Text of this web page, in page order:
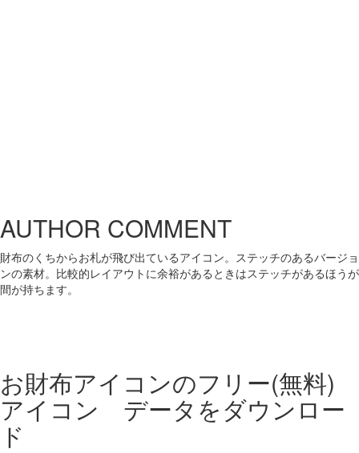
AUTHOR COMMENT
財布のくちからお札が飛び出ているアイコン。ステッチのあるバージョ
ンの素材。比較的レイアウトに余裕があるときはステッチがあるほうが
間が持ちます。
お財布アイコンのフリー(無料)
アイコン データをダウンロー
ド